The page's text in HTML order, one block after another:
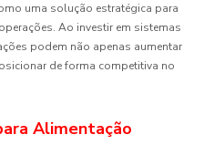
uma solução estratégica para
Ao investir em sistemas
podem não apenas aumentar
de forma competitiva no
Alimentação